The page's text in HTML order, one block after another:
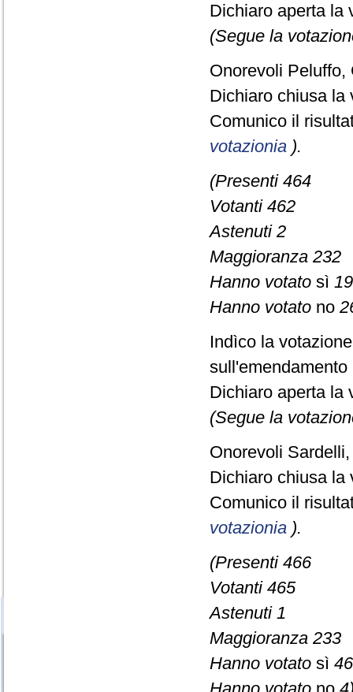
Dichiaro aperta la
(Segue la
Onorevoli Peluffo,
Dichiaro chiusa la
Comunico il
votazionia ).
(Presenti 464
Votanti 462
Astenuti 2
Maggioranza 232
Hanno votato sì
Hanno votato no
Indìco la
Dichiaro aperta la
(Segue la
Onorevoli
Dichiaro chiusa la
Comunico il
votazionia ).
(Presenti 466
Votanti 465
Astenuti 1
Maggioranza 233
Hanno votato sì